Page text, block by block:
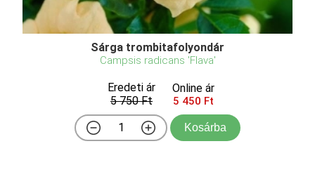
Sárga trombitafolyondár
Campsis radicans 'Flava'
Eredeti ár
5 750 Ft
Online ár
5 450 Ft
Kosárba